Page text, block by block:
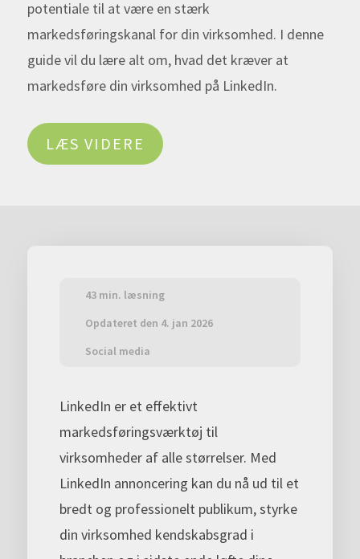
potentiale til at være en stærk
markedsføringskanal for din virksomhed. I denne
guide vil du lære alt om, hvad det kræver at
markedsføre din virksomhed på LinkedIn.
LÆS VIDERE
43 min. læsning
Opdateret den 4. jan 2026
Social media
LinkedIn er et effektivt
markedsføringsværktøj til
virksomheder af alle størrelser. Med
LinkedIn annoncering kan du nå ud til et
bredt og professionelt publikum, styrke
din virksomhed kendskabsgrad i